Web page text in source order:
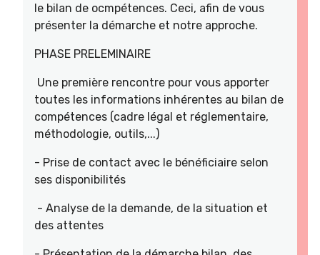
le bilan de ocmpétences. Ceci, afin de vous
présenter la démarche et notre approche.
PHASE PRELEMINAIRE
Une première rencontre pour vous apporter
toutes les informations inhérentes au bilan de
compétences (cadre légal et réglementaire,
méthodologie, outils,...)
- Prise de contact avec le bénéficiaire selon
ses disponibilités
- Analyse de la demande, de la situation et
des attentes